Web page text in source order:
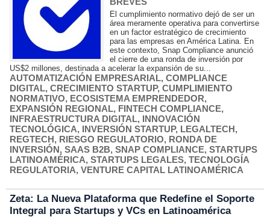
El cumplimiento normativo dejó de ser un
área meramente operativa para convertirse
en un factor estratégico de crecimiento
para las empresas en América Latina. En
este contexto, Snap Compliance anunció
el cierre de una ronda de inversión por
US$2 millones, destinada a acelerar la expansión de su...
AUTOMATIZACIÓN EMPRESARIAL, COMPLIANCE
DIGITAL, CRECIMIENTO STARTUP, CUMPLIMIENTO
NORMATIVO, ECOSISTEMA EMPRENDEDOR,
EXPANSIÓN REGIONAL, FINTECH COMPLIANCE,
INFRAESTRUCTURA DIGITAL, INNOVACIÓN
TECNOLÓGICA, INVERSIÓN STARTUP, LEGALTECH,
REGTECH, RIESGO REGULATORIO, RONDA DE
INVERSIÓN, SAAS B2B, SNAP COMPLIANCE, STARTUPS
LATINOAMÉRICA, STARTUPS LEGALES, TECNOLOGÍA
REGULATORIA, VENTURE CAPITAL LATINOAMÉRICA
Zeta: La Nueva Plataforma que Redefine el Soporte
Integral para Startups y VCs en Latinoamérica